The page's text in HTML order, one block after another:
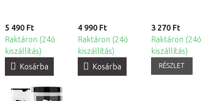
5 490 Ft
Raktáron (24ó
kiszállítás)
Kosárba
4 990 Ft
Raktáron (24ó
kiszállítás)
Kosárba
3 270 Ft
Raktáron (24ó
kiszállítás)
RÉSZLET